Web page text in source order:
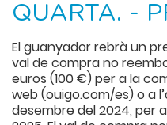
QUARTA. -
El guanyador rebrà un
val de compra no
euros (100 €) per a la
web (ouigo.com/es) o a
desembre del 2024, per